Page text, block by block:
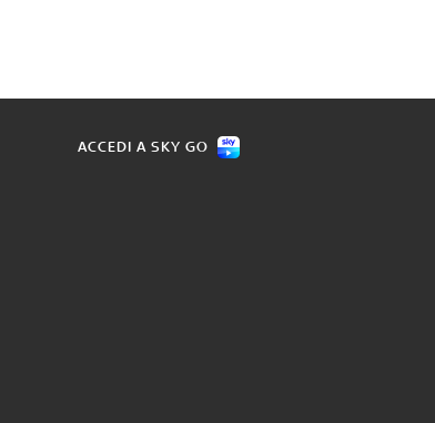
ACCEDI A SKY GO